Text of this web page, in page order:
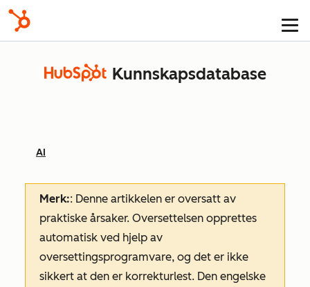
Kunnskapsdatabase
AI
Merk:: Denne artikkelen er oversatt av
praktiske årsaker. Oversettelsen opprettes
automatisk ved hjelp av
oversettingsprogramvare, og det er ikke
sikkert at den er korrekturlest. Den engelske